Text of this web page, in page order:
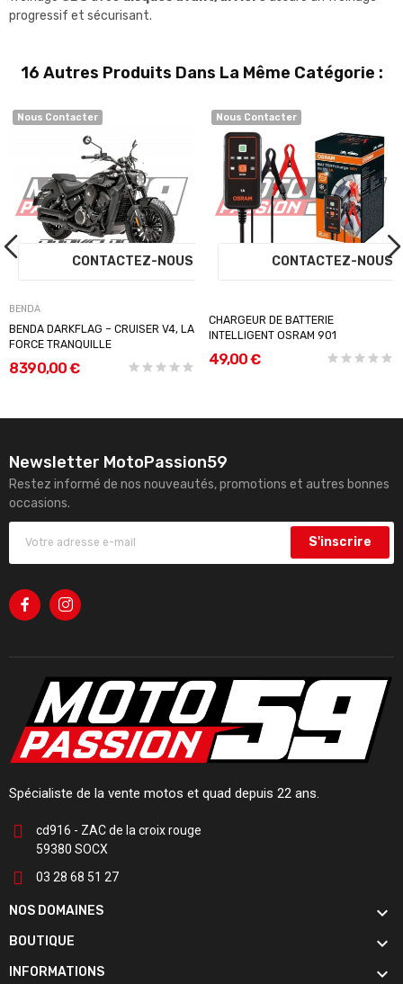
progressif et sécurisant.
16 Autres Produits Dans La Même Catégorie :
Nous Contacter
CONTACTEZ-NOUS
BENDA
BENDA DARKFLAG – CRUISER V4, LA
FORCE TRANQUILLE
8 390,00 €
Nous Contacter
CONTACTEZ-NOUS
CHARGEUR DE BATTERIE
INTELLIGENT OSRAM 901
49,00 €
Newsletter MotoPassion59
Restez informé de nos nouveautés, promotions et autres bonnes
occasions.
S'inscrire
Spécialiste de la vente motos et quad depuis 22 ans.
cd916 - ZAC de la croix rouge
59380 SOCX
03 28 68 51 27
NOS DOMAINES 
BOUTIQUE 
INFORMATIONS 